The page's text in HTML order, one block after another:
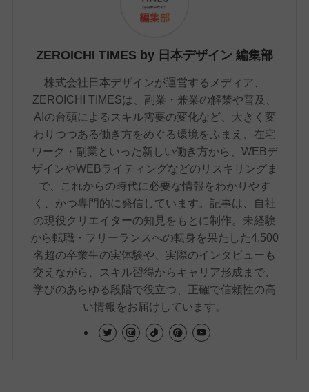
ZEROICHI TIMES by 日本デザイン 編集部
株式会社日本デザインが運営するメディア、
ZEROICHI TIMESは、副業・兼業の解禁や普及、
AIの台頭によるスキル需要の変化など、大きく変
わりつつある働き方をめぐる環境をふまえ、在宅
ワーク・副業といった新しい働き方から、WEBデ
ザインやWEBライティングなどのリスキリングま
で、これからの時代に必要な情報をわかりやす
く、かつ専門的に発信しています。記事は、自社
の現役クリエイターの知見をもとに制作。未経験
から転職・フリーランスへの転身を果たした4,500
名超の卒業生の実体験や、実際のインタビューも
交えながら、スキル習得からキャリア形成まで、
学びのあらゆる段階で役立つ、正確で信頼性の高
い情報をお届けしています。